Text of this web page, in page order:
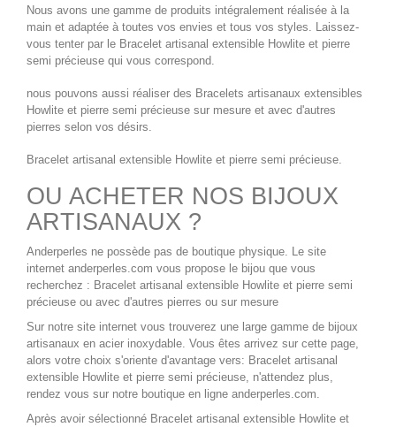
Nous avons une gamme de produits intégralement réalisée à la
main et adaptée à toutes vos envies et tous vos styles. Laissez-
vous tenter par le Bracelet artisanal extensible Howlite et pierre
semi précieuse qui vous correspond.
nous pouvons aussi réaliser des Bracelets artisanaux extensibles
Howlite et pierre semi précieuse sur mesure et avec d'autres
pierres selon vos désirs.
Bracelet artisanal extensible Howlite et pierre semi précieuse.
OU ACHETER NOS BIJOUX
ARTISANAUX ?
Anderperles ne possède pas de boutique physique. Le site
internet anderperles.com vous propose le bijou que vous
recherchez : Bracelet artisanal extensible Howlite et pierre semi
précieuse ou avec d'autres pierres ou sur mesure
Sur notre site internet vous trouverez une large gamme de bijoux
artisanaux en acier inoxydable. Vous êtes arrivez sur cette page,
alors votre choix s'oriente d'avantage vers: Bracelet artisanal
extensible Howlite et pierre semi précieuse, n'attendez plus,
rendez vous sur notre boutique en ligne anderperles.com.
Après avoir sélectionné Bracelet artisanal extensible Howlite et